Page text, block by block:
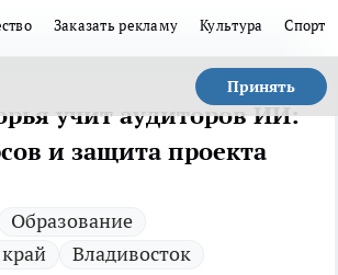
Заказать рекламу Культура Спорт
Принять
учит аудиторов ИИ:
и защита проекта
Образование
Владивосток